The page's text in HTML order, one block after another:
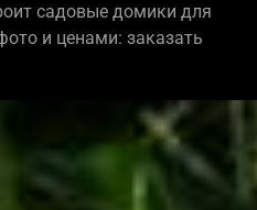
садовые домики для
и ценами: заказать